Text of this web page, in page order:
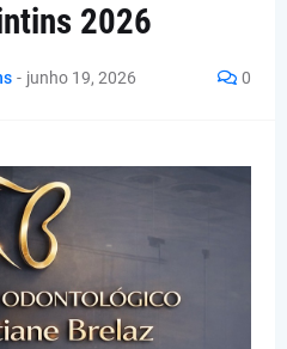
2026
- junho 19, 2026 0